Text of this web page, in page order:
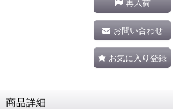
再入荷
お問い合わせ
お気に入り登録
商品詳細